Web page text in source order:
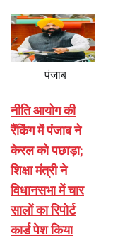
पंजाब
नीति आयोग की
रैंकिंग में पंजाब ने
केरल को पछाड़ा;
शिक्षा मंत्री ने
विधानसभा में चार
सालों का रिपोर्ट
कार्ड पेश किया